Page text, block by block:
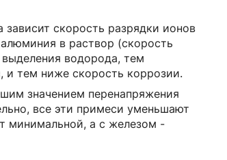
скорость разрядки ионов
в раствор (скорость
водорода, тем
и тем ниже скорость коррозии.
значением перенапряжения
все эти примеси уменьшают
минимальной, а с железом -